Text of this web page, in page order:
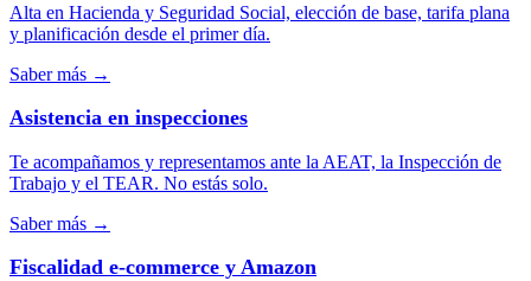
Alta en Hacienda y Seguridad Social, elección de base, tarifa plana
y planificación desde el primer día.
Saber más →
Asistencia en inspecciones
Te acompañamos y representamos ante la AEAT, la Inspección de
Trabajo y el TEAR. No estás solo.
Saber más →
Fiscalidad e-commerce y Amazon